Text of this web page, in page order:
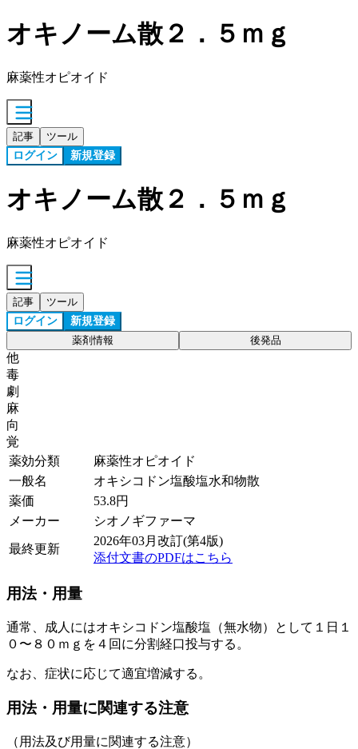
オキノーム散２．５ｍｇ
麻薬性オピオイド
記事 ツール
ログイン 新規登録
オキノーム散２．５ｍｇ
麻薬性オピオイド
記事 ツール
ログイン 新規登録
薬剤情報 後発品
他
毒
劇
麻
向
覚
薬効分類
麻薬性オピオイド
一般名
オキシコドン塩酸塩水和物散
薬価
53.8円
メーカー
シオノギファーマ
最終更新
2026年03月改訂(第4版)
添付文書のPDFはこちら
用法・用量
通常、成人にはオキシコドン塩酸塩（無水物）として１日１
０〜８０ｍｇを４回に分割経口投与する。
なお、症状に応じて適宜増減する。
用法・用量に関連する注意
（用法及び用量に関連する注意）